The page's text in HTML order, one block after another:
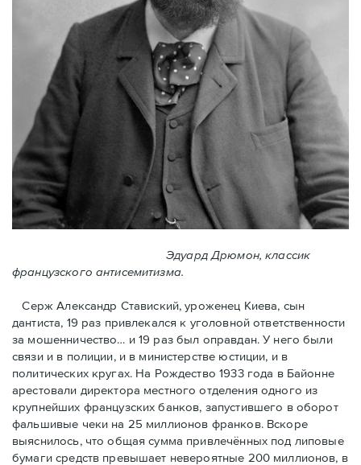
Эдуард Дрюмон, классик
французского антисемитизма.
Серж Александр Ставиский, уроженец Киева, сын
дантиста, 19 раз привлекался к уголовной ответственности
за мошенничество… и 19 раз был оправдан. У него были
связи и в полиции, и в министерстве юстиции, и в
политических кругах. На Рождество 1933 года в Байoнне
арестовали директора местного отделения одного из
крупнейших французских банков, запустившего в оборот
фальшивые чеки на 25 миллионов франков. Вскоре
выяснилось, что общая сумма привлечённых под липовые
бумаги средств превышает невероятные 200 миллионов, в